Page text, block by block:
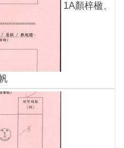
1A顏梓楹、